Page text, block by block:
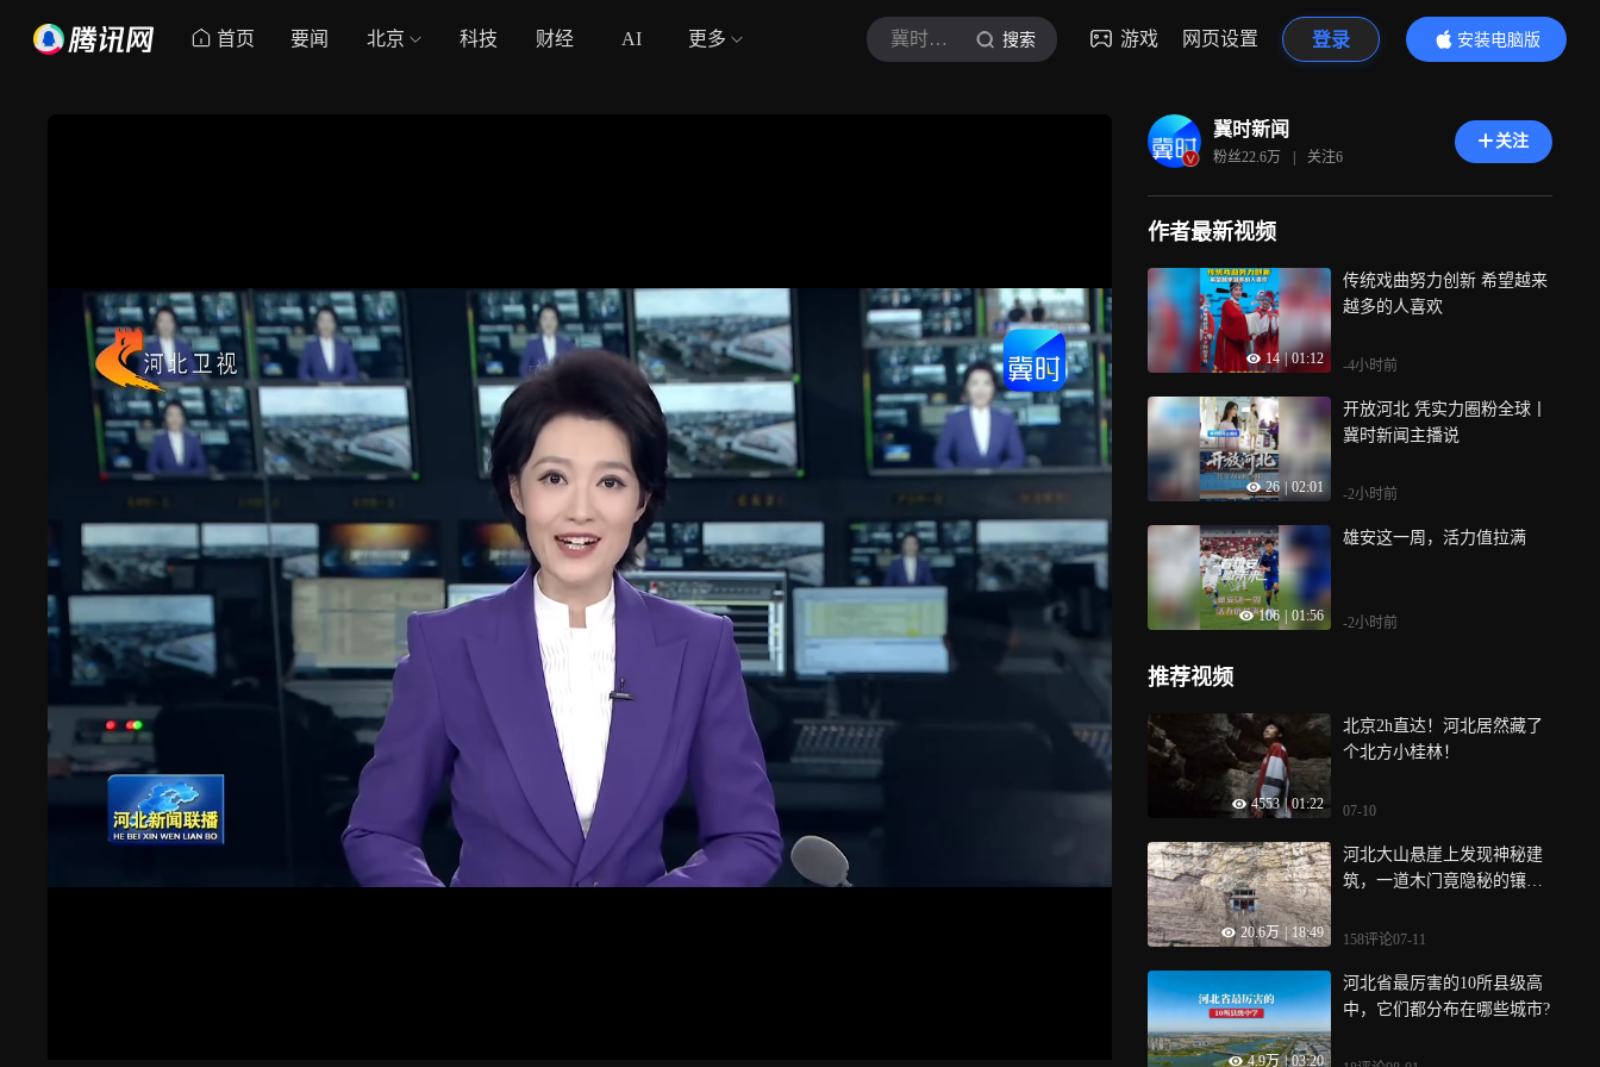
首页 要闻 北京 科技 财经 AI 更多 冀时新闻 搜索 游戏 网页设置 登录
安装电脑版
内容更精彩
冀时新闻
粉丝22.6万 | 关注6
关注
作者最新视频
14 | 01:12
传统戏曲努力创新 希望越来
越多的人喜欢
-4小时前
26 | 02:01
开放河北 凭实力圈粉全球丨
冀时新闻主播说
-2小时前
106 01:56
雄安这一周，活力值拉满
-2小时前
推荐视频
4553 | 01:22
北京2h直达！河北居然藏了
个北方小桂林！
07-10
20.6万 18:49
河北大山悬崖上发现神秘建
筑，一道木门竟隐秘的镶嵌
么的？
158评论07-11
4.9万 | 03:20
河北省最厉害的10所县级高
中，它们都分布在哪些城市?